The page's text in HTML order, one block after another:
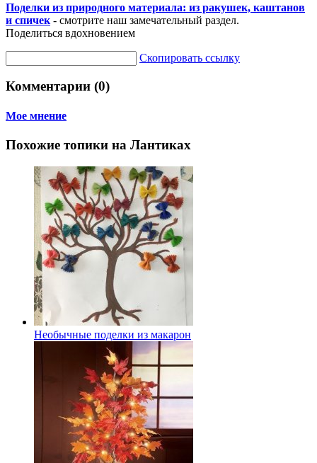
Поделки из природного материала: из ракушек, каштанов
и спичек - смотрите наш замечательный раздел.
Поделиться вдохновением
Скопировать ссылку
Комментарии (0)
Мое мнение
Похожие топики на Лантиках
Необычные поделки из макарон